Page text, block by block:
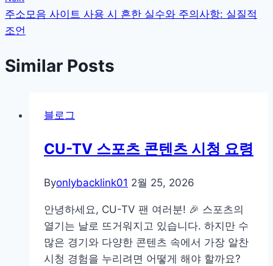
주소모음 사이트 사용 시 흔한 실수와 주의사항: 실질적
조언
Similar Posts
블로그
CU-TV 스포츠 콘텐츠 시청 요령
Byonlybacklink01 2월 25, 2026
안녕하세요, CU-TV 팬 여러분! 🎉 스포츠의
열기는 날로 뜨거워지고 있습니다. 하지만 수
많은 경기와 다양한 콘텐츠 속에서 가장 알찬
시청 경험을 누리려면 어떻게 해야 할까요?